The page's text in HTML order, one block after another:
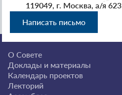
119049, г. Москва, а/я 623
Написать письмо
О Совете
Доклады и материалы
Календарь проектов
Лекторий